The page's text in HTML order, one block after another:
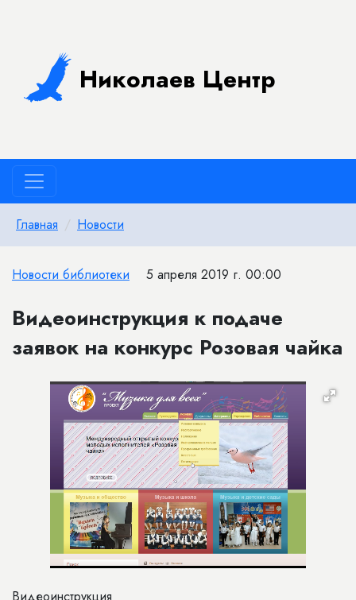
Николаев Центр
Главная Новости
Новости библиотеки 5 апреля 2019 г. 00:00
Видеоинструкция к подаче
заявок на конкурс Розовая чайка